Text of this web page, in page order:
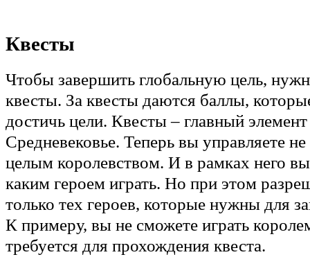
Квесты
Чтобы завершить глобальную цель,
квесты. За квесты даются баллы,
достичь цели. Квесты – главный
Средневековье. Теперь вы управляете
целым королевством. И в рамках него
каким героем играть. Но при этом
только тех героев, которые нужны для
К примеру, вы не сможете играть
требуется для прохождения квеста.